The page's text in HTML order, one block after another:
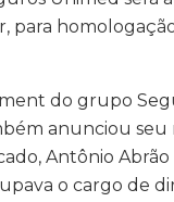
para
do grupo
anunciou
Antônio
o cargo de